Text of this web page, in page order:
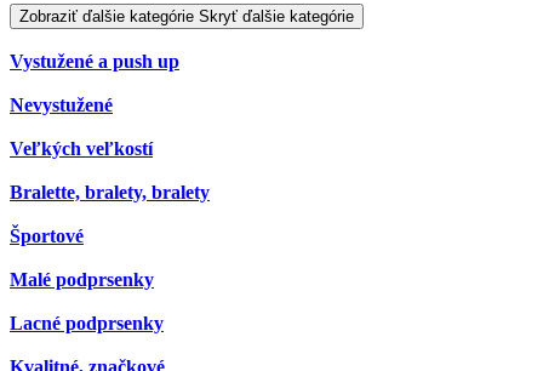
Zobraziť ďalšie kategórie Skryť ďalšie kategórie
Vystužené a push up
Nevystužené
Veľkých veľkostí
Bralette, bralety, bralety
Športové
Malé podprsenky
Lacné podprsenky
Kvalitné, značkové